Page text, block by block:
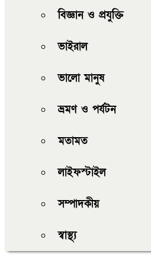
বিজ্ঞান ও প্রযুক্তি
ভাইরাল
ভালো মানুষ
ভ্রমণ ও পর্যটন
মতামত
লাইফস্টাইল
সম্পাদকীয়
স্বাস্থ্য